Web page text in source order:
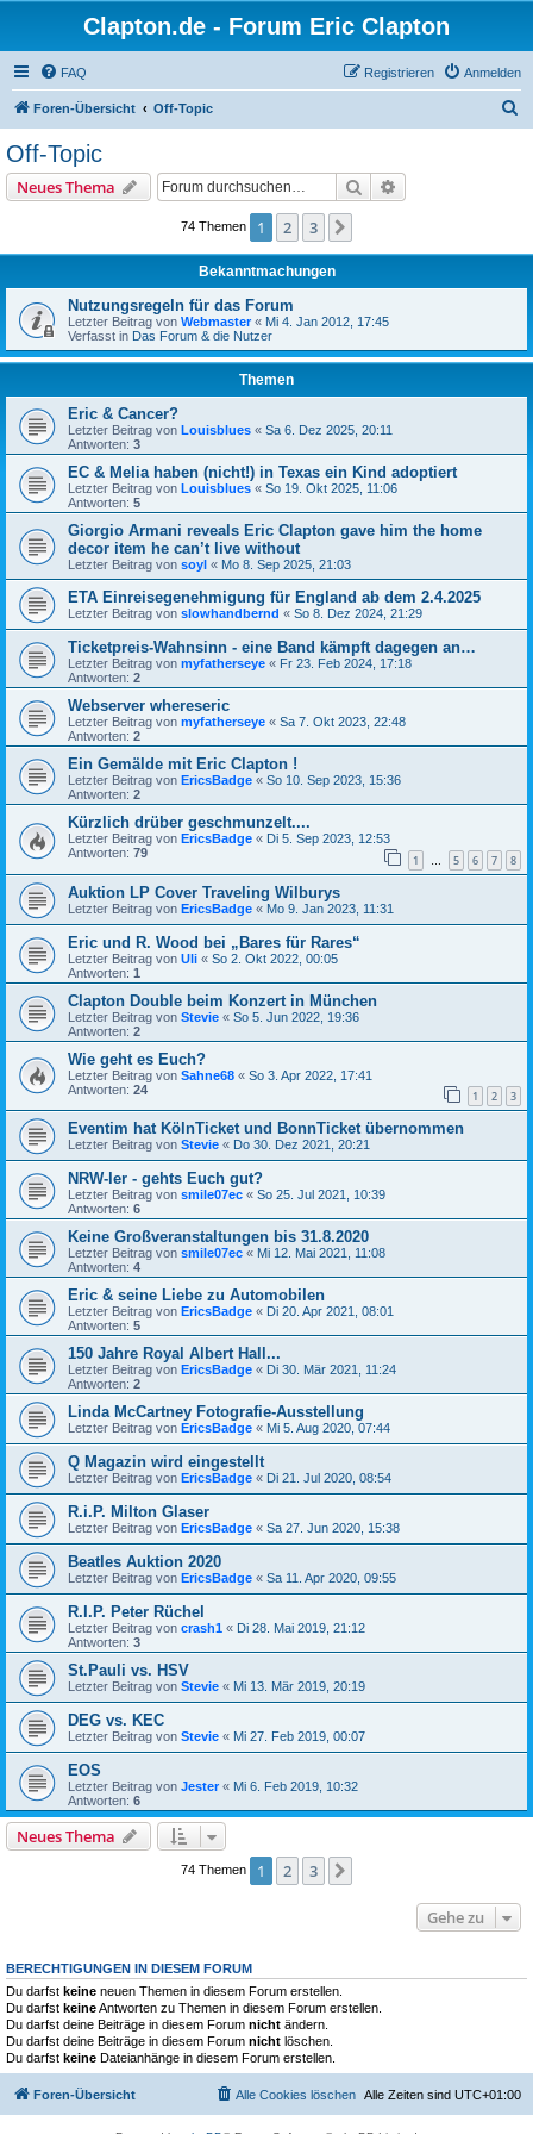
Clapton.de - Forum Eric Clapton
FAQ Anmelden
Registrieren
Foren-Übersicht Off-Topic
Off-Topic
Neues Thema Suche
74 Themen 1 2 3
Bekanntmachungen
Nutzungsregeln für das Forum
Letzter Beitrag von Webmaster« Mi 4. Jan 2012, 17:45
Verfasst in Das Forum & die Nutzer
Themen
Eric & Cancer?
Letzter Beitrag von Louisblues « Sa 6. Dez 2025, 20:11
Antworten: 3
EC & Melia haben (nicht!) in Texas ein Kind adoptiert
Letzter Beitrag von Louisblues « So 19. Okt 2025, 11:06
Antworten: 5
Giorgio Armani reveals Eric Clapton gave him the home
decor item he can’t live without
Letzter Beitrag von soyl « Mo 8. Sep 2025, 21:03
ETA Einreisegenehmigung für England ab dem 2.4.2025
Letzter Beitrag von slowhandbernd « So 8. Dez 2024, 21:29
Ticketpreis-Wahnsinn - eine Band kämpft dagegen an…
Letzter Beitrag von myfatherseye « Fr 23. Feb 2024, 17:18
Antworten: 2
Webserver whereseric
Letzter Beitrag von myfatherseye « Sa 7. Okt 2023, 22:48
Antworten: 2
Ein Gemälde mit Eric Clapton !
Letzter Beitrag von EricsBadge « So 10. Sep 2023, 15:36
Antworten: 2
Kürzlich drüber geschmunzelt....
Letzter Beitrag von EricsBadge « Di 5. Sep 2023, 12:53
Antworten: 79 1 … 5 6 7 8
Auktion LP Cover Traveling Wilburys
Letzter Beitrag von EricsBadge « Mo 9. Jan 2023, 11:31
Eric und R. Wood bei „Bares für Rares“
Letzter Beitrag von Uli « So 2. Okt 2022, 00:05
Antworten: 1
Clapton Double beim Konzert in München
Letzter Beitrag von Stevie « So 5. Jun 2022, 19:36
Antworten: 2
Wie geht es Euch?
Letzter Beitrag von Sahne68 « So 3. Apr 2022, 17:41
Antworten: 24 1 2 3
Eventim hat KölnTicket und BonnTicket übernommen
Letzter Beitrag von Stevie « Do 30. Dez 2021, 20:21
NRW-ler - gehts Euch gut?
Letzter Beitrag von smile07ec « So 25. Jul 2021, 10:39
Antworten: 6
Keine Großveranstaltungen bis 31.8.2020
Letzter Beitrag von smile07ec « Mi 12. Mai 2021, 11:08
Antworten: 4
Eric & seine Liebe zu Automobilen
Letzter Beitrag von EricsBadge « Di 20. Apr 2021, 08:01
Antworten: 5
150 Jahre Royal Albert Hall...
Letzter Beitrag von EricsBadge « Di 30. Mär 2021, 11:24
Antworten: 2
Linda McCartney Fotografie-Ausstellung
Letzter Beitrag von EricsBadge « Mi 5. Aug 2020, 07:44
Q Magazin wird eingestellt
Letzter Beitrag von EricsBadge « Di 21. Jul 2020, 08:54
R.i.P. Milton Glaser
Letzter Beitrag von EricsBadge « Sa 27. Jun 2020, 15:38
Beatles Auktion 2020
Letzter Beitrag von EricsBadge « Sa 11. Apr 2020, 09:55
R.I.P. Peter Rüchel
Letzter Beitrag von crash1 « Di 28. Mai 2019, 21:12
Antworten: 3
St.Pauli vs. HSV
Letzter Beitrag von Stevie « Mi 13. Mär 2019, 20:19
DEG vs. KEC
Letzter Beitrag von Stevie « Mi 27. Feb 2019, 00:07
EOS
Letzter Beitrag von Jester « Mi 6. Feb 2019, 10:32
Antworten: 6
Neues Thema
74 Themen 1 2 3
Gehe zu
BERECHTIGUNGEN IN DIESEM FORUM
Du darfst keine neuen Themen in diesem Forum erstellen.
Du darfst keineAntworten zu Themen in diesem Forum erstellen.
Du darfst deine Beiträge in diesem Forum nicht ändern.
Du darfst deine Beiträge in diesem Forum nicht löschen.
Du darfst keine Dateianhänge in diesem Forum erstellen.
Foren-Übersicht Alle Zeiten sind UTC+01:00
Alle Cookies löschen